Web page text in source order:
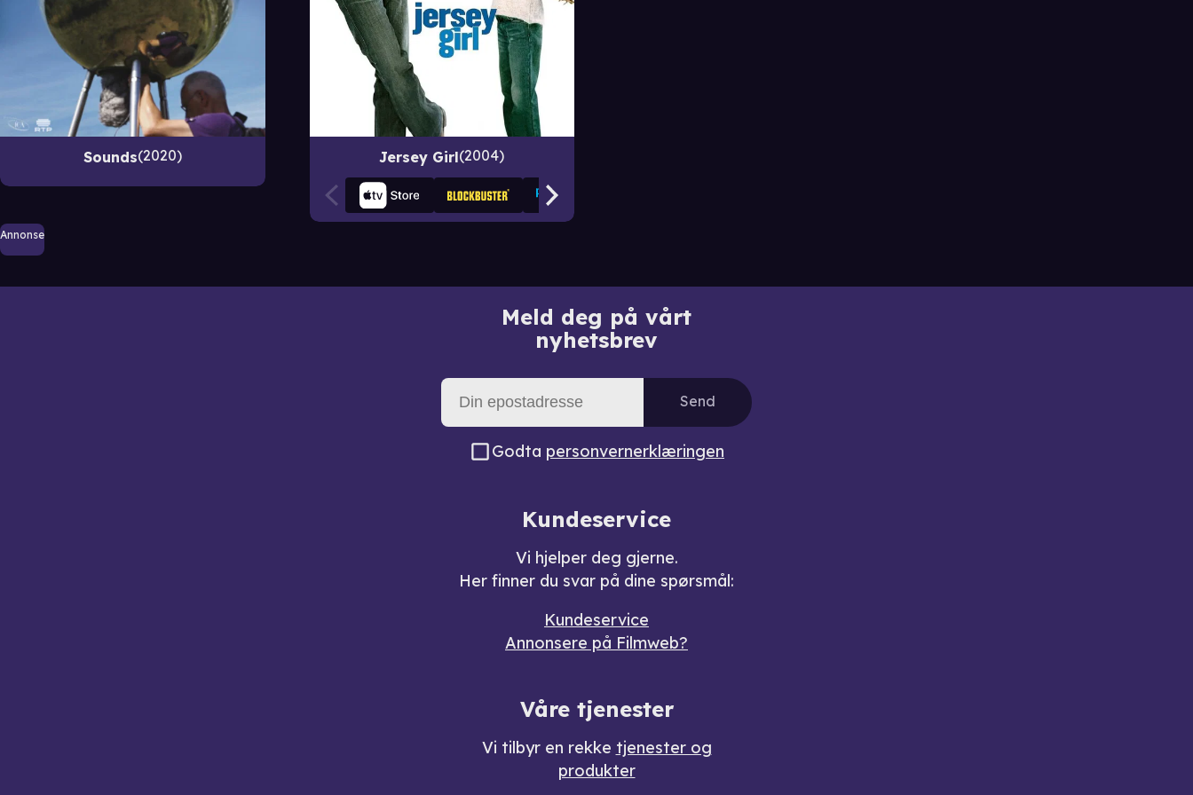
Sounds 2020 Jersey Girl 2004
Annonse
Meld deg på vårt
nyhetsbrev
Send
Godta personvernerklæringen
Kundeservice
Vi hjelper deg gjerne.
Her finner du svar på dine spørsmål:
Kundeservice
Annonsere på Filmweb?
Våre tjenester
Vi tilbyr en rekke tjenester og
produkter